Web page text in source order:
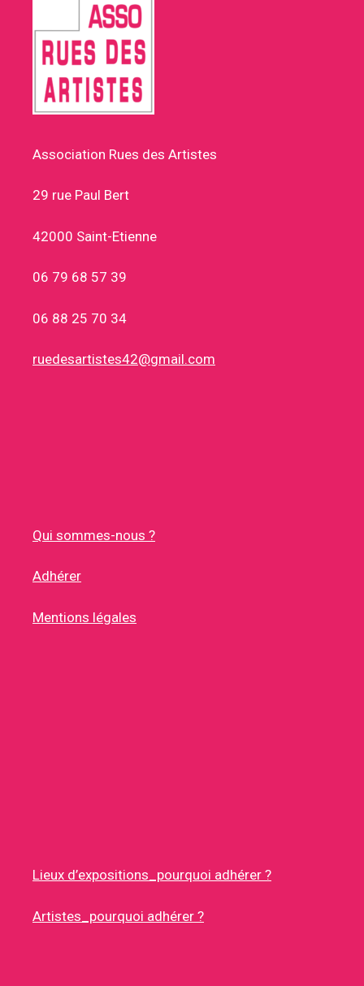
Association Rues des Artistes
29 rue Paul Bert
42000 Saint-Etienne
06 79 68 57 39
06 88 25 70 34
ruedesartistes42@gmail.com
Qui sommes-nous ?
Adhérer
Mentions légales
Lieux d’expositions_pourquoi adhérer ?
Artistes_pourquoi adhérer ?